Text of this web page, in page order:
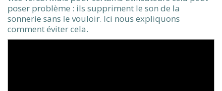
poser problème : ils suppriment le son de la
sonnerie sans le vouloir. Ici nous expliquons
comment éviter cela.